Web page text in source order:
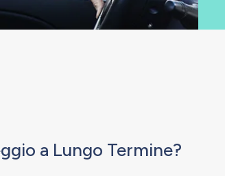
a Lungo Termine?